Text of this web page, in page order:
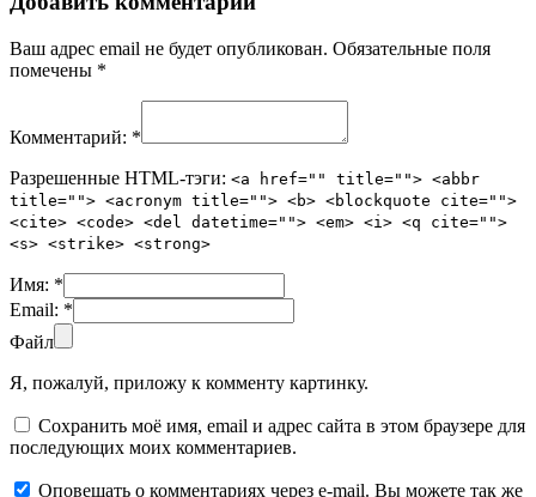
Ваш адрес email не будет опубликован. Обязательные поля
помечены *
Комментарий: *
Разрешенные HTML-тэги: <a href="" title=""> <abbr
title=""> <acronym title=""> <b> <blockquote cite="">
<cite> <code> <del datetime=""> <em> <i> <q cite="">
<s> <strike> <strong>
Имя: *
Email: *
Файл
Я, пожалуй, приложу к комменту картинку.
Сохранить моё имя, email и адрес сайта в этом браузере для
последующих моих комментариев.
Оповещать о комментариях через e-mail. Вы можете так же